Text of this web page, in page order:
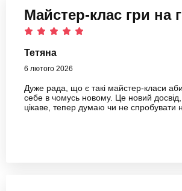
Майстер-клас гри на
Тетяна
6 лютого 2026
Дуже рада, що є такі майстер-класи
себе в чомусь новому. Це новий
цікаве, тепер думаю чи не спробувати